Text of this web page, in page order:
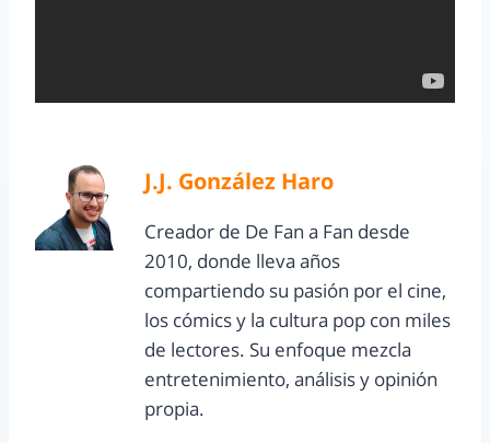
J.J. González Haro
Creador de De Fan a Fan desde
2010, donde lleva años
compartiendo su pasión por el cine,
los cómics y la cultura pop con miles
de lectores. Su enfoque mezcla
entretenimiento, análisis y opinión
propia.